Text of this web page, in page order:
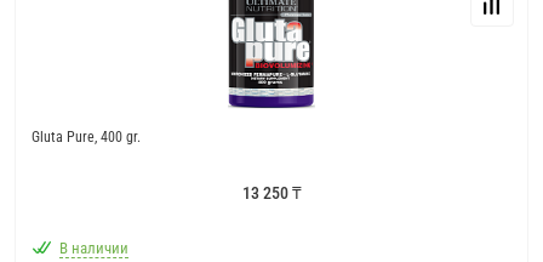
Gluta Pure, 400 gr.
13 250 ₸
В наличии